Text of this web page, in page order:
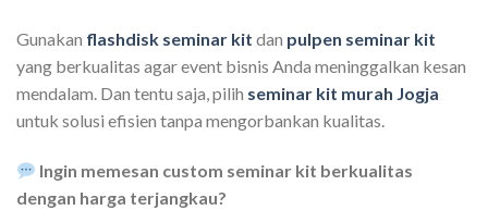
Gunakan flashdisk seminar kit dan pulpen seminar kit
yang berkualitas agar event bisnis Anda meninggalkan kesan
mendalam. Dan tentu saja, pilih seminar kit murah Jogja
untuk solusi efisien tanpa mengorbankan kualitas.
Ingin memesan custom seminar kit berkualitas
dengan harga terjangkau?